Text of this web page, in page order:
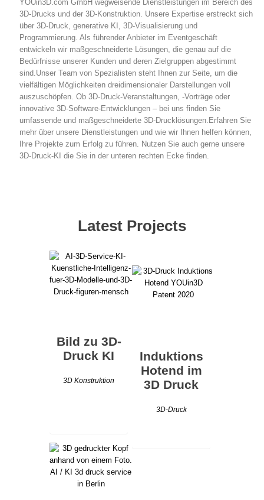
YOUin3D.com GmbH wegweisende Dienstleistungen im Bereich des
3D-Drucks und der 3D-Konstruktion. Unsere Expertise erstreckt sich
über 3D-Druck, generative KI, 3D-Visualisierung und
Programmierung. Als führender Anbieter im Eventgeschäft
entwickeln wir maßgeschneiderte Lösungen, die genau auf die
Bedürfnisse unserer Kunden und deren Zielgruppen abgestimmt
sind.Unser Team von Spezialisten steht Ihnen zur Seite, um die
vielfältigen Möglichkeiten dreidimensionaler Darstellungen voll
auszuschöpfen. Ob 3D-Druck-Veranstaltungen, -Vorträge oder
innovative 3D-Software-Entwicklungen – bei uns finden Sie
umfassende und maßgeschneiderte 3D-Drucklösungen.Erfahren Sie
mehr über unsere Dienstleistungen und wie wir Ihnen helfen können,
Ihre Projekte zum Erfolg zu führen. Nutzen Sie auch gerne unsere
3D-Druck-KI die Sie in der unteren rechten Ecke finden.
Latest Projects
Bild zu 3D-
Druck KI
3D Konstruktion
Induktions
Hotend im
3D Druck
3D-Druck